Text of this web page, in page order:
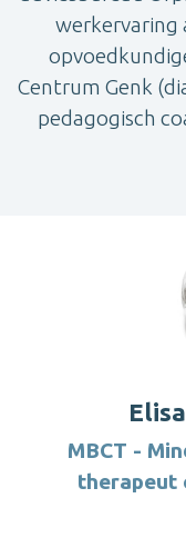
werkervaring
Centrum Genk
pedagogisch
MBCT -
therapeut